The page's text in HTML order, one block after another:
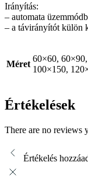
Irányítás:
– automata
– a távirányítót külön
Méret
60×60,
100×150,
Értékelések
There are no reviews
Értékelés